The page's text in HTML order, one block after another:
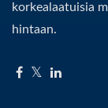
korkealaatuisia
hintaan.